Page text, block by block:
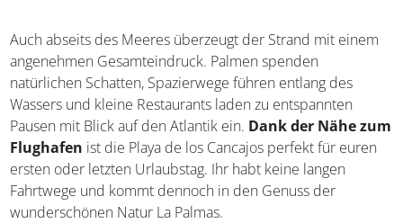
Auch abseits des Meeres überzeugt der Strand mit einem
angenehmen Gesamteindruck. Palmen spenden
natürlichen Schatten, Spazierwege führen entlang des
Wassers und kleine Restaurants laden zu entspannten
Pausen mit Blick auf den Atlantik ein. Dank der Nähe zum
Flughafen ist die Playa de los Cancajos perfekt für euren
ersten oder letzten Urlaubstag. Ihr habt keine langen
Fahrtwege und kommt dennoch in den Genuss der
wunderschönen Natur La Palmas.